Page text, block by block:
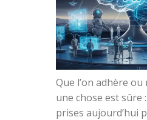
Que l’on adhère
une chose est sûre
prises aujourd’hui